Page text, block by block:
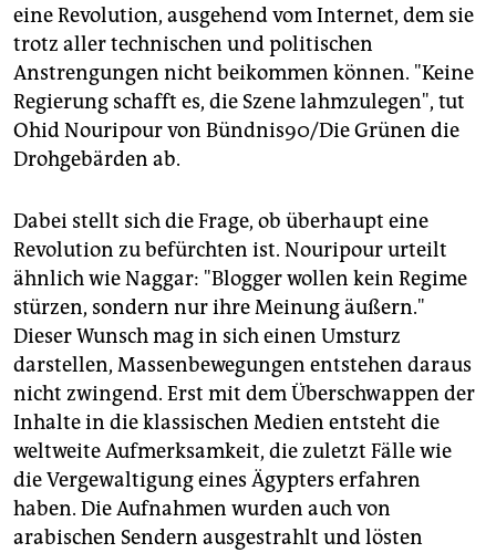
eine Revolution, ausgehend vom Internet, dem sie
trotz aller technischen und politischen
Anstrengungen nicht beikommen können. "Keine
Regierung schafft es, die Szene lahmzulegen", tut
Ohid Nouripour von Bündnis90/Die Grünen die
Drohgebärden ab.
Dabei stellt sich die Frage, ob überhaupt eine
Revolution zu befürchten ist. Nouripour urteilt
ähnlich wie Naggar: "Blogger wollen kein Regime
stürzen, sondern nur ihre Meinung äußern."
Dieser Wunsch mag in sich einen Umsturz
darstellen, Massenbewegungen entstehen daraus
nicht zwingend. Erst mit dem Überschwappen der
Inhalte in die klassischen Medien entsteht die
weltweite Aufmerksamkeit, die zuletzt Fälle wie
die Vergewaltigung eines Ägypters erfahren
haben. Die Aufnahmen wurden auch von
arabischen Sendern ausgestrahlt und lösten